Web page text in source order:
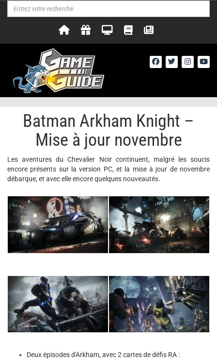
Batman Arkham Knight –
Mise à jour novembre
Les aventures du Chevalier Noir continuent, malgré les soucis
encore présents sur la version PC, et la mise à jour de novembre
débarque, et avec elle encore quelques nouveautés.
Deux épisodes d'Arkham, avec 2 cartes de défis RA :